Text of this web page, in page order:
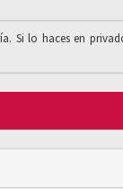
Si lo haces en